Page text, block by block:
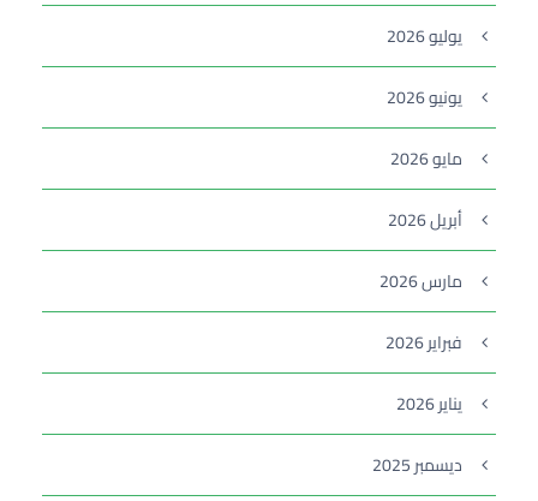
يوليو 2026
يونيو 2026
مايو 2026
أبريل 2026
مارس 2026
فبراير 2026
يناير 2026
ديسمبر 2025